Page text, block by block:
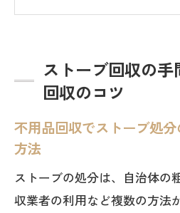
久留米市の不用品回
効率的な不用品回
処分する手順
不用品回収の口コミ
処分の工夫
ってお得に処分
久留米市小郡市で賢く
ストーブ回収の
回収のコツ
不用品回収でストーブ処
方法
ストーブの処分は、自治体の
収業者の利用など複数の方法